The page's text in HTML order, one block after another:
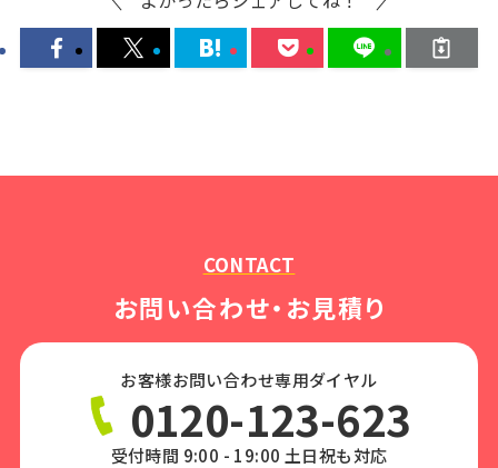
CONTACT
お問い合わせ・お見積り
お客様お問い合わせ専用ダイヤル
0120-123-623
受付時間 9:00 - 19:00 土日祝も対応